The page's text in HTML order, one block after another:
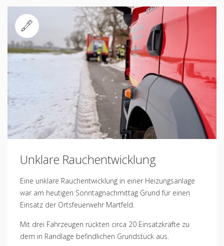
Standard
Unklare Rauchentwicklung
Eine unklare Rauchentwicklung in einer Heizungsanlage
war am heutigen Sonntagnachmittag Grund für einen
Einsatz der Ortsfeuerwehr Martfeld.
Mit drei Fahrzeugen rückten circa 20 Einsatzkräfte zu
dem in Randlage befindlichen Grundstück aus.